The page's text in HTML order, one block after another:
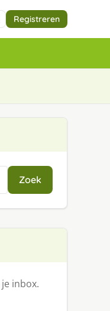
Registreren
Zoek
inbox.